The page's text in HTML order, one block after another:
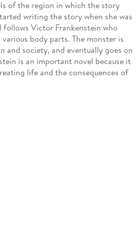
of the region in which the story
writing the story when she was
follows Victor Frankenstein who
body parts. The monster is
and society, and eventually goes on
is an important novel because it
life and the consequences of